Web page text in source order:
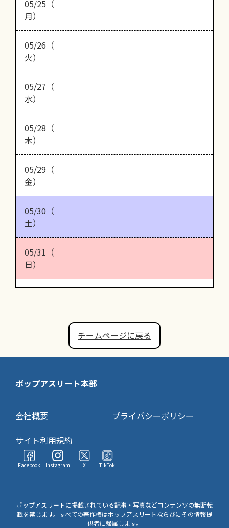
05/25（
月）
05/26（
火）
05/27（
水）
05/28（
木）
05/29（
金）
05/30（
土）
05/31（
日）
チームページに戻る
ポップアスリート本部
会社概要
プライバシーポリシー
サイト利用規約
Facebook Instagram X TikTok
ポップアスリートに掲載されている記事・写真などコンテンツの無断転
載を禁じます。すべての著作権はポップアスリートならびにその情報提
供者に帰属します。